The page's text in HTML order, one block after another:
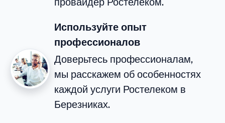
Используйте опыт
профессионалов
Доверьтесь профессионалам,
мы расскажем об особенностях
каждой услуги Ростелеком в
Березниках.